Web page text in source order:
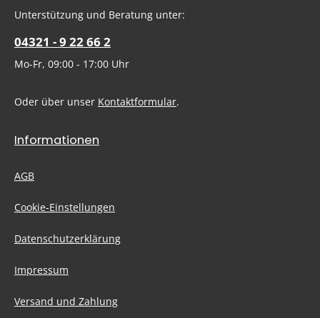
einverstanden.
Um weiterzugehen, geben Sie die oben abgebildeten Zeichen
ein*
Unterstützung und Beratung unter:
04321 - 9 22 66 2
Mo-Fr, 09:00 - 17:00 Uhr
Oder über unser Kontaktformular.
Informationen
AGB
Cookie-Einstellungen
Datenschutzerklärung
Impressum
Versand und Zahlung